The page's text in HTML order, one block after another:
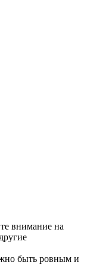
внимание на
быть ровным и